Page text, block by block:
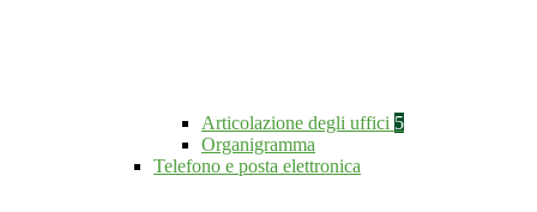
Articolazione degli uffici 5
Organigramma
Telefono e posta elettronica